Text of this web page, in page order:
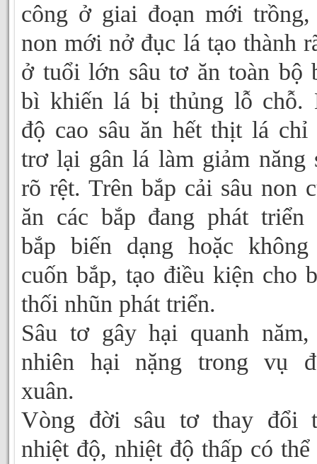
công ở giai đoạn mới trồng,
non mới nở đục lá tạo thành
ở tuổi lớn sâu tơ ăn toàn bộ
bì khiến lá bị thủng lỗ chỗ.
độ cao sâu ăn hết thịt lá chỉ
trơ lại gân lá làm giảm năng
rõ rệt. Trên bắp cải sâu non
ăn các bắp đang phát triển
bắp biến dạng hoặc không
cuốn bắp, tạo điều kiện cho
thối nhũn phát triển.
Sâu tơ gây hại quanh
nhiên hại nặng trong vụ
xuân.
Vòng đời sâu tơ thay đổi
nhiệt độ, nhiệt độ thấp có thể